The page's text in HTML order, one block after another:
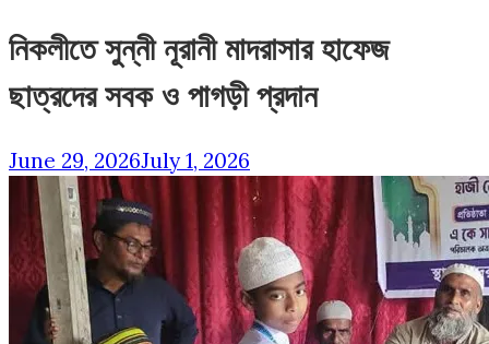
নিকলীতে সুন্নী নূরানী মাদরাসার হাফেজ
ছাত্রদের সবক ও পাগড়ী প্রদান
June 29, 2026July 1, 2026